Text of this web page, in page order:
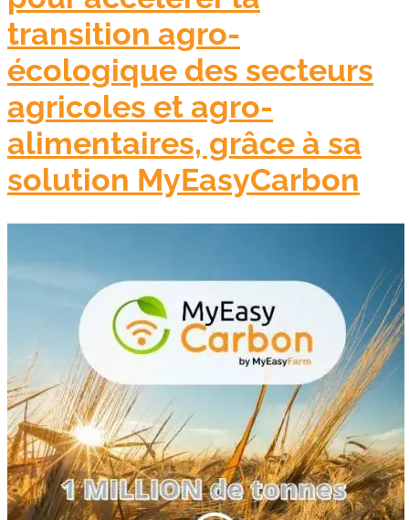
transition agro-
écologique des secteurs
agricoles et agro-
alimentaires, grâce à sa
solution MyEasyCarbon